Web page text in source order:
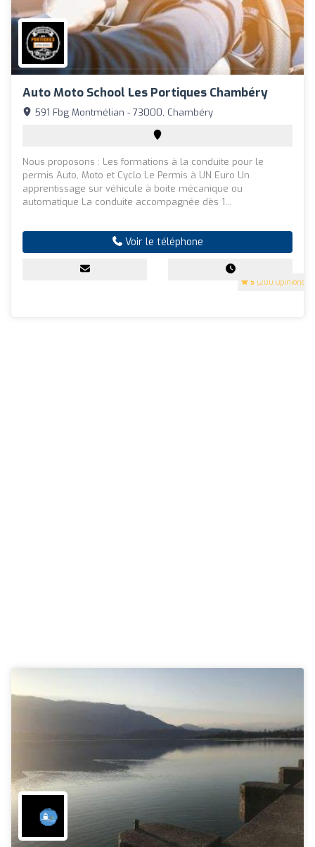
Auto Moto School Les Portiques Chambéry
5 (200 Opinions)
591 Fbg Montmélian - 73000, Chambéry
Nous proposons : Les formations à la conduite pour le
permis Auto, Moto et Cyclo Le Permis à UN Euro Un
apprentissage sur véhicule à boite mécanique ou
automatique La conduite accompagnée dès 1...
Voir le téléphone